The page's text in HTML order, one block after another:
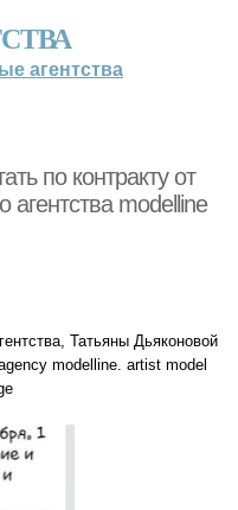
агентства
по контракту от
modelline
Татьяны Дьяконовой
modelline. artist model